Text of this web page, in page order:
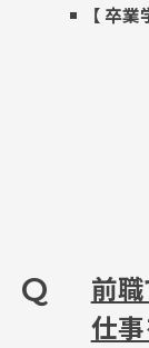
【 卒業
Q
前
仕事